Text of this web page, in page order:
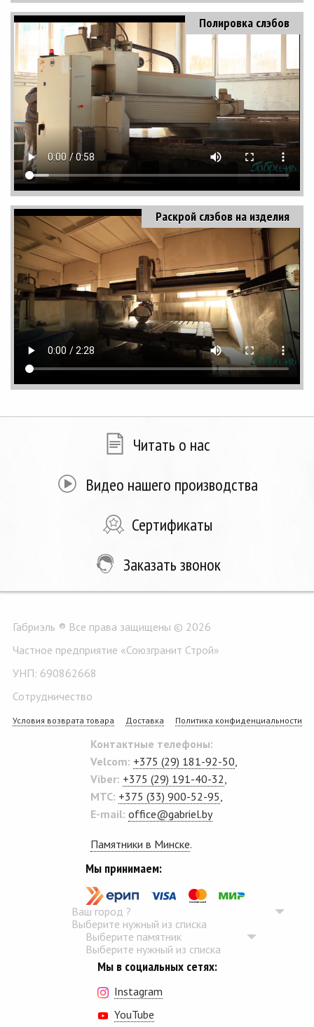
Полировка слэбов
Раскрой слэбов на изделия
Читать о нас
Видео нашего производства
Сертификаты
Заказать звонок
Габриэль ® Все права защищены © 2026
Частное предприятие «Союзгранит Строй»
УНП: 690862668
Сотрудничество
Условия возврата товара Доставка Политика конфиденциальности
Контактные телефоны:
Velcom: +375 (29) 181-92-50
Viber: +375 (29) 191-40-32
MTC: +375 (33) 900-52-95
E-mail: office@gabriel.by
Памятники в Минске.
Мы принимаем:
Ваш город ?
Выберите нужный из списка
Выберите памятник
Выберите нужный из списка
Мы в социальных сетях:
Instagram
YouTube